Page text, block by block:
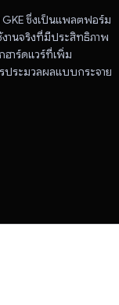
GKE ซึ่งเป็นแพลตฟอร์ม
านจริงที่มีประสิทธิภาพ
ฮาร์ดแวร์ที่เพิ่ม
รประมวลผลแบบกระจาย